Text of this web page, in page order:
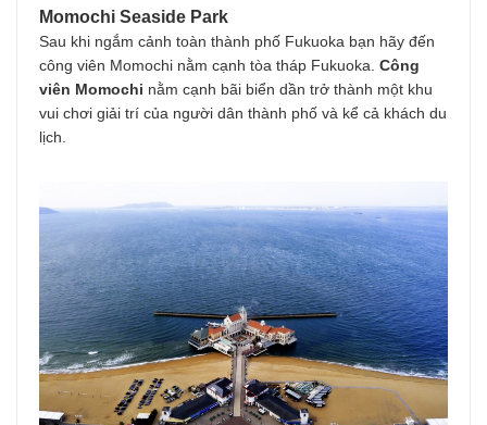
Momochi Seaside Park
Sau khi ngắm cảnh toàn thành phố Fukuoka bạn hãy đến
công viên Momochi nằm cạnh tòa tháp Fukuoka. Công
viên Momochi nằm cạnh bãi biển dần trở thành một khu
vui chơi giải trí của người dân thành phố và kể cả khách du
lịch.